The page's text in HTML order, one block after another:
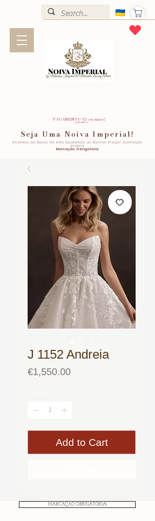
PAGAMENTO X3 ou mais!
SEM JUROS!
Seja Uma Noiva Imperial!
Vestidos de Noiva de Alta Qualidade ao Melhor Preço!. Confeção
própria
Marcação Obrigatória
J 1152 Andreia
€1,550.00Price
Add to Cart
MARCAÇÃO OBRIGATÓRIA!